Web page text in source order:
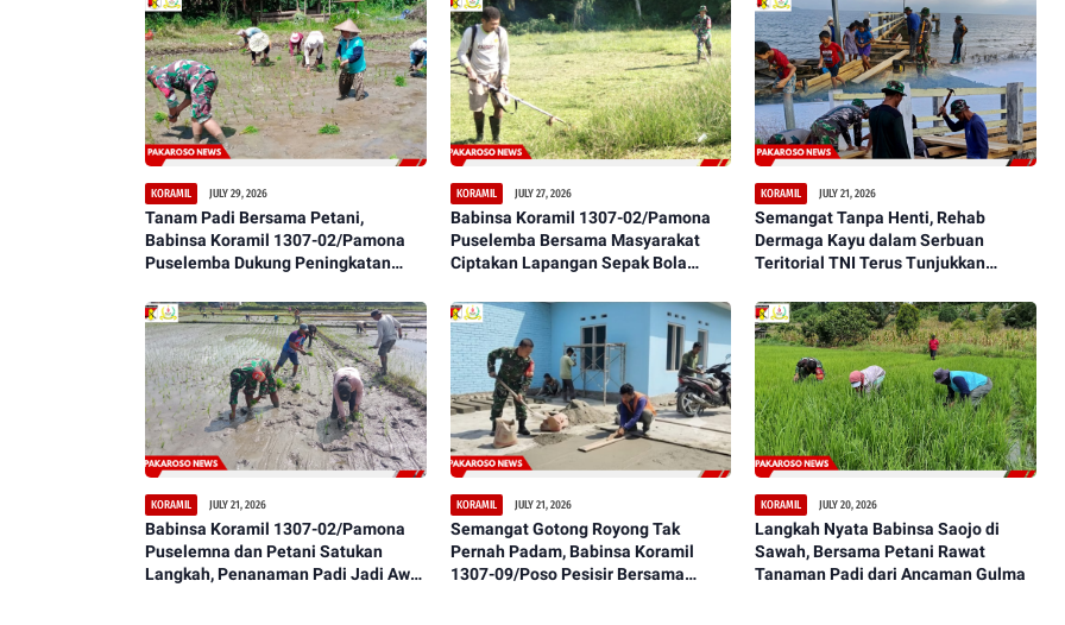
KORAMIL JULY 29, 2026
Tanam Padi Bersama Petani,
Babinsa Koramil 1307-02/Pamona
Puselemba Dukung Peningkatan
KORAMIL JULY 27, 2026
Babinsa Koramil 1307-02/Pamona
Puselemba Bersama Masyarakat
Ciptakan Lapangan Sepak Bola
KORAMIL JULY 21, 2026
Semangat Tanpa Henti, Rehab
Dermaga Kayu dalam Serbuan
Teritorial TNI Terus Tunjukkan
KORAMIL JULY 21, 2026
Babinsa Koramil 1307-02/Pamona
Puselemna dan Petani Satukan
Langkah, Penanaman Padi Jadi Awal
KORAMIL JULY 21, 2026
Semangat Gotong Royong Tak
Pernah Padam, Babinsa Koramil
1307-09/Poso Pesisir Bersama
KORAMIL JULY 20, 2026
Langkah Nyata Babinsa Saojo di
Sawah, Bersama Petani Rawat
Tanaman Padi dari Ancaman Gulma